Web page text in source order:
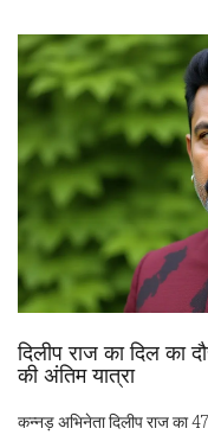
दिलीप राज का दिल का
की अंतिम यात्रा
कन्नड़ अभिनेता दिलीप राज का